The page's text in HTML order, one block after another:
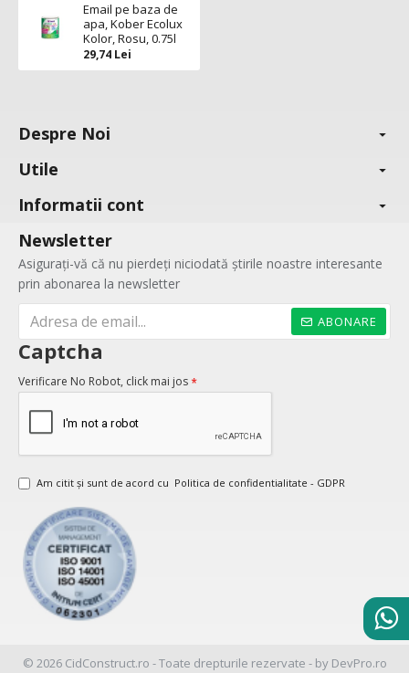
Email pe baza de
apa, Kober Ecolux
Kolor, Rosu, 0.75l
29,74 Lei
Despre Noi
Utile
Informatii cont
Newsletter
Asigurați-vă că nu pierdeți niciodată știrile noastre interesante
prin abonarea la newsletter
ABONARE
Captcha
Verificare No Robot, click mai jos
Am citit şi sunt de acord cu Politica de confidentialitate - GDPR
© 2026 CidConstruct.ro - Toate drepturile rezervate - by DevPro.ro